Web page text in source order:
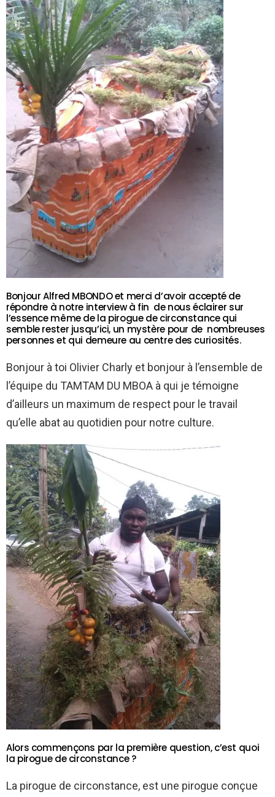
Bonjour Alfred MBONDO et merci d’avoir accepté de
répondre à notre interview à fin de nous éclairer sur
l’essence même de la pirogue de circonstance qui
semble rester jusqu’ici, un mystère pour de nombreuses
personnes et qui demeure au centre des curiosités.
Bonjour à toi Olivier Charly et bonjour à l’ensemble de
l’équipe du TAMTAM DU MBOA à qui je témoigne
d’ailleurs un maximum de respect pour le travail
qu’elle abat au quotidien pour notre culture.
Alors commençons par la première question, c’est quoi
la pirogue de circonstance ?
La pirogue de circonstance, est une pirogue conçue